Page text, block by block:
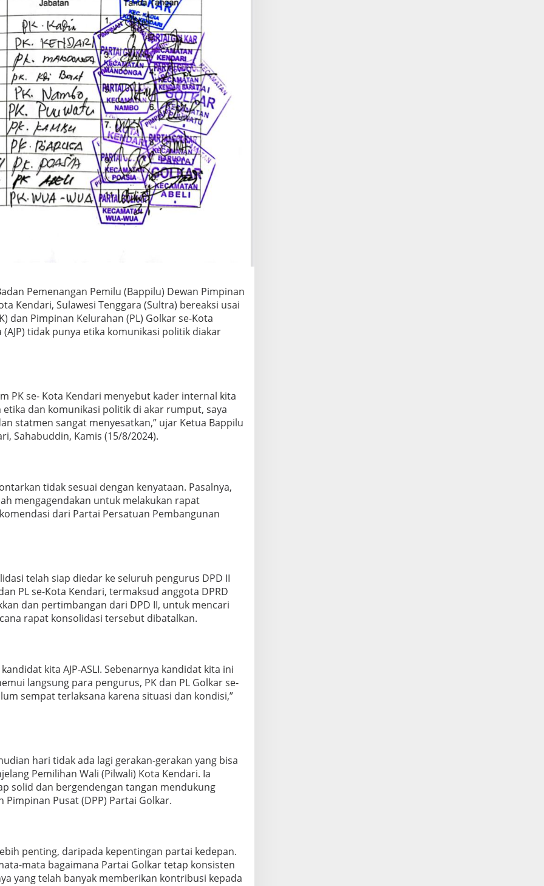
Pemenangan Pemilu (Bappilu) Dewan Pimpinan
Kendari, Sulawesi Tenggara (Sultra) bereaksi usai
dan Pimpinan Kelurahan (PL) Golkar se-Kota
(AJP) tidak punya etika komunikasi politik diakar
PK se- Kota Kendari menyebut kader internal kita
etika dan komunikasi politik di akar rumput, saya
statmen sangat menyesatkan,” ujar Ketua Bappilu
Sahabuddin, Kamis (15/8/2024).
tidak sesuai dengan kenyataan. Pasalnya,
mengagendakan untuk melakukan rapat
dari Partai Persatuan Pembangunan
telah siap diedar ke seluruh pengurus DPD II
PL se-Kota Kendari, termaksud anggota DPRD
dan pertimbangan dari DPD II, untuk mencari
rapat konsolidasi tersebut dibatalkan.
kita AJP-ASLI. Sebenarnya kandidat kita ini
langsung para pengurus, PK dan PL Golkar se-
sempat terlaksana karena situasi dan kondisi,”
hari tidak ada lagi gerakan-gerakan yang bisa
Pemilihan Wali (Pilwali) Kota Kendari. Ia
solid dan bergendengan tangan mendukung
Pusat (DPP) Partai Golkar.
penting, daripada kepentingan partai kedepan.
mata bagaimana Partai Golkar tetap konsisten
yang telah banyak memberikan kontribusi kepada